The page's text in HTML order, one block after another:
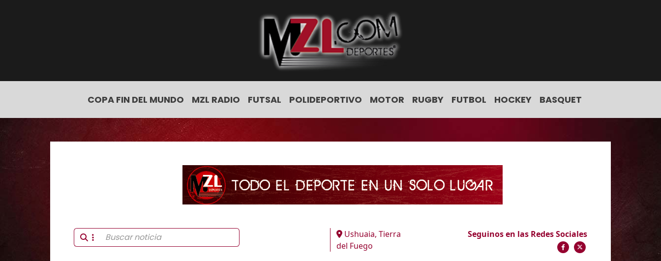
COPA FIN DEL MUNDO MZL RADIO FUTSAL POLIDEPORTIVO MOTOR RUGBY FUTBOL HOCKEY BASQUET
Ushuaia, Tierra
del Fuego
Seguinos en las Redes Sociales